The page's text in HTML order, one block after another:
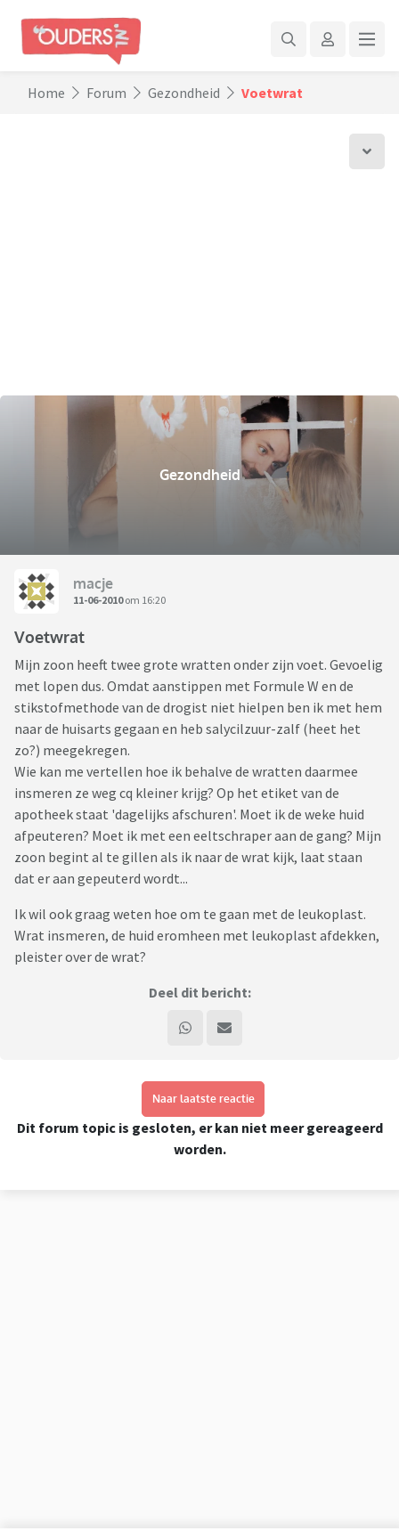
Home Forum Gezondheid Voetwrat
Gezondheid
macje
11-06-2010om 16:20
Voetwrat
Mijn zoon heeft twee grote wratten onder zijn voet. Gevoelig
met lopen dus. Omdat aanstippen met Formule W en de
stikstofmethode van de drogist niet hielpen ben ik met hem
naar de huisarts gegaan en heb salycilzuur-zalf (heet het
zo?) meegekregen.
Wie kan me vertellen hoe ik behalve de wratten daarmee
insmeren ze weg cq kleiner krijg? Op het etiket van de
apotheek staat 'dagelijks afschuren'. Moet ik de weke huid
afpeuteren? Moet ik met een eeltschraper aan de gang? Mijn
zoon begint al te gillen als ik naar de wrat kijk, laat staan
dat er aan gepeuterd wordt...
Ik wil ook graag weten hoe om te gaan met de leukoplast.
Wrat insmeren, de huid eromheen met leukoplast afdekken,
pleister over de wrat?
Deel dit bericht:
Naar laatste reactie
Dit forum topic is gesloten, er kan niet meer gereageerd
worden.